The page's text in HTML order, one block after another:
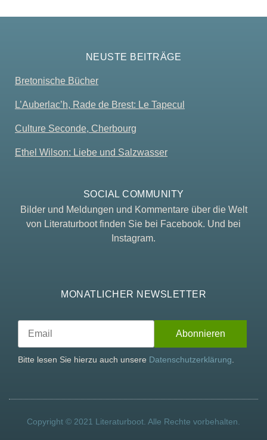
NEUSTE BEITRÄGE
Bretonische Bücher
L’Auberlac’h, Rade de Brest: Le Tapecul
Culture Seconde, Cherbourg
Ethel Wilson: Liebe und Salzwasser
SOCIAL COMMUNITY
Bilder und Meldungen und Kommentare über die Welt
von Literaturboot finden Sie bei Facebook. Und bei
Instagram.
MONATLICHER NEWSLETTER
Bitte lesen Sie hierzu auch unsere Datenschutzerklärung.
Copyright © 2021 Literaturboot. Alle Rechte vorbehalten.